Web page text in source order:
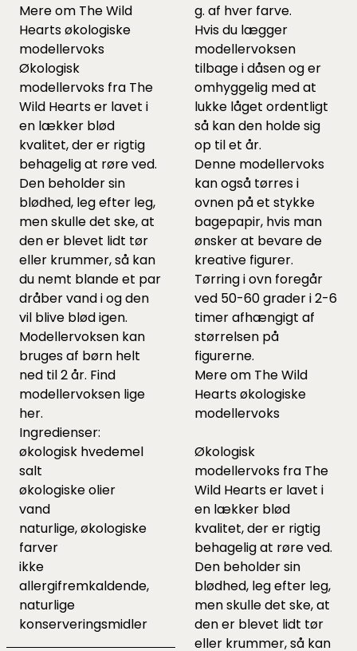
Mere om The Wild
Hearts økologiske
modellervoks
Økologisk
modellervoks fra The
Wild Hearts er lavet i
en lækker blød
kvalitet, der er rigtig
behagelig at røre ved.
Den beholder sin
blødhed, leg efter leg,
men skulle det ske, at
den er blevet lidt tør
eller krummer, så kan
du nemt blande et par
dråber vand i og den
vil blive blød igen.
Modellervoksen kan
bruges af børn helt
ned til 2 år. Find
modellervoksen lige
her.
Ingredienser:
økologisk hvedemel
salt
økologiske olier
vand
naturlige, økologiske
farver
ikke
allergifremkaldende,
naturlige
konserveringsmidler
g. af hver farve.
Hvis du lægger
modellervoksen
tilbage i dåsen og er
omhyggelig med at
lukke låget ordentligt
så kan den holde sig
op til et år.
Denne modellervoks
kan også tørres i
ovnen på et stykke
bagepapir, hvis man
ønsker at bevare de
kreative figurer.
Tørring i ovn foregår
ved 50-60 grader i 2-6
timer afhængigt af
størrelsen på
figurerne.
Mere om The Wild
Hearts økologiske
modellervoks
Økologisk
modellervoks fra The
Wild Hearts er lavet i
en lækker blød
kvalitet, der er rigtig
behagelig at røre ved.
Den beholder sin
blødhed, leg efter leg,
men skulle det ske, at
den er blevet lidt tør
eller krummer, så kan